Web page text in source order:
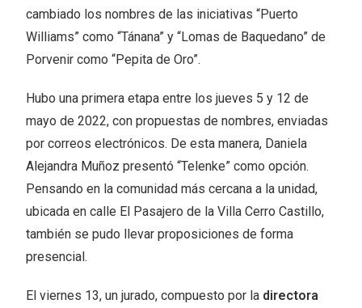
cambiado los nombres de las iniciativas “Puerto
Williams” como “Tánana” y “Lomas de Baquedano” de
Porvenir como “Pepita de Oro”.
Hubo una primera etapa entre los jueves 5 y 12 de
mayo de 2022, con propuestas de nombres, enviadas
por correos electrónicos. De esta manera, Daniela
Alejandra Muñoz presentó “Telenke” como opción.
Pensando en la comunidad más cercana a la unidad,
ubicada en calle El Pasajero de la Villa Cerro Castillo,
también se pudo llevar proposiciones de forma
presencial.
El viernes 13, un jurado, compuesto por la directora